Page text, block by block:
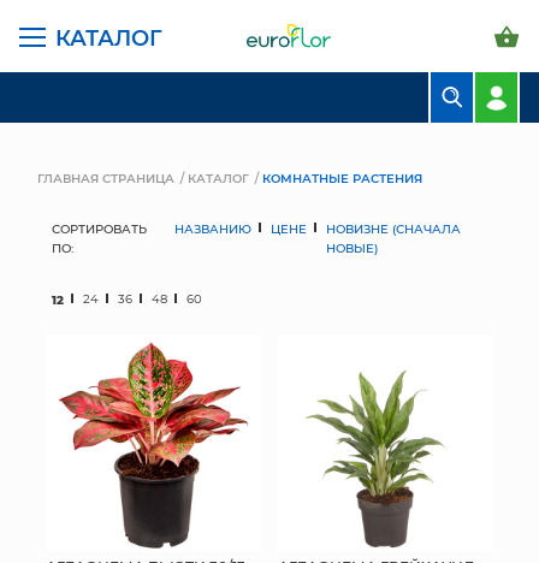
КАТАЛОГ
ГРУНТЫ И УДОБРЕНИЯ
ПРЕДМЕТЫ ИНТЕРЬЕРА
ГЛАВНАЯ СТРАНИЦА КАТАЛОГ КОМНАТНЫЕ РАСТЕНИЯ
СОРТИРОВАТЬ
ПО:
НАЗВАНИЮ ЦЕНЕ
НОВИЗНЕ (СНАЧАЛА
НОВЫЕ)
12 24 36 48 60